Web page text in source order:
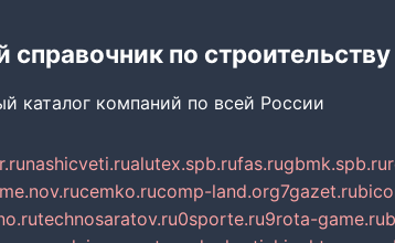
справочник по
каталог компаний по всей России
nashicveti.rualutex.spb.rufas.rugbmk.spb.ru
cemko.rucomp-land.org7gazet.ru
technosaratov.ru0sporte.ru9rota-game.ru